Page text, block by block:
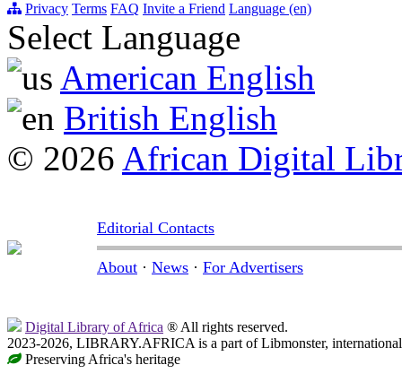
Privacy Terms FAQ Invite a Friend Language (en)
Select Language
American English
British English
© 2026 African Digital
Editorial Contacts
About · News · For Advertisers
Digital Library of Africa ® All rights reserved.
2023-2026, LIBRARY.AFRICA is a part of Libmonster,
Preserving Africa's heritage